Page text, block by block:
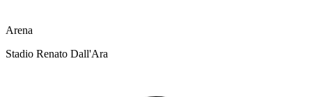
Arena
Stadio Renato Dall'Ara